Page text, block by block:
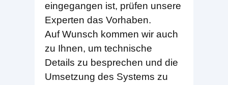
eingegangen ist, prüfen unsere
Experten das Vorhaben.
Auf Wunsch kommen wir auch
zu Ihnen, um technische
Details zu besprechen und die
Umsetzung des Systems zu